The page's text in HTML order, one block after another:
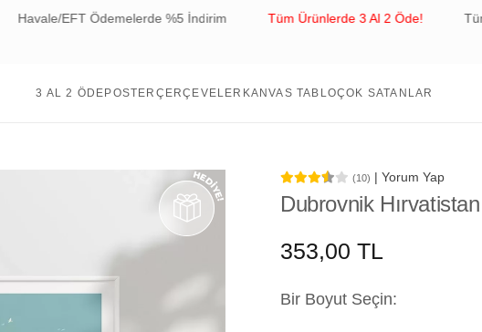
EFT Ödemelerde %5 İndirim Tüm Ürünlerde 3 Al 2 Öde! Tüm
3 AL 2 ÖDEPOSTER ÇERÇEVELER KANVAS TABLOÇOK SATANLAR
(10) | Yorum Yap
Dubrovnik
353,00 TL
Bir Boyut Seçin: